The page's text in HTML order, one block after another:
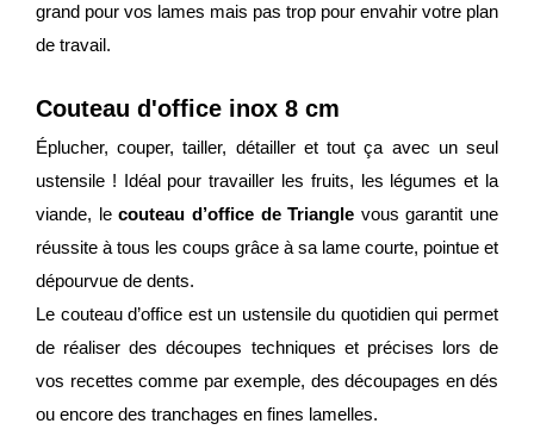
grand pour vos lames mais pas trop pour envahir votre plan
de travail.
Couteau d'office inox 8 cm
Éplucher, couper, tailler, détailler et tout ça avec un seul
ustensile ! Idéal pour travailler les fruits, les légumes et la
viande, lecouteau d’office de Triangle vous garantit une
réussite à tous les coups grâce à sa lame courte, pointue et
dépourvue de dents.
Le couteau d’office est un ustensile du quotidien qui permet
de réaliser des découpes techniques et précises lors de
vos recettes comme par exemple, des découpages en dés
ou encore des tranchages en fines lamelles.